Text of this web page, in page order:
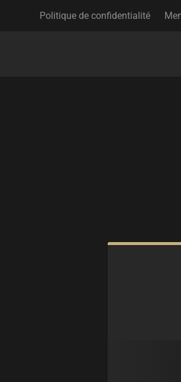
Politique de confidentialité